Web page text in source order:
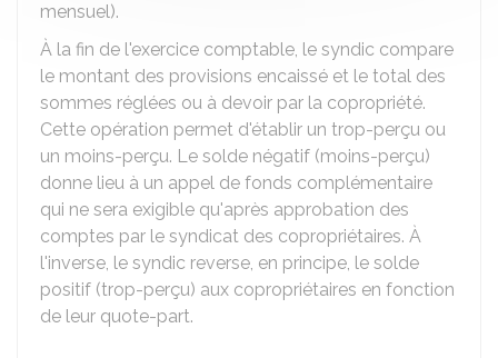
mensuel).
À la fin de l'exercice comptable, le syndic compare
le montant des provisions encaissé et le total des
sommes réglées ou à devoir par la copropriété.
Cette opération permet d'établir un trop-perçu ou
un moins-perçu. Le solde négatif (moins-perçu)
donne lieu à un appel de fonds complémentaire
qui ne sera exigible qu'après approbation des
comptes par le syndicat des copropriétaires. À
l'inverse, le syndic reverse, en principe, le solde
positif (trop-perçu) aux copropriétaires en fonction
de leur quote-part.